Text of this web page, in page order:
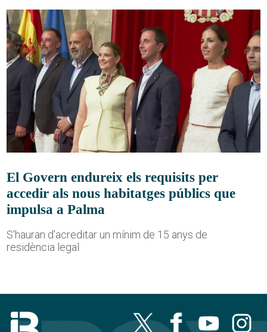
El Govern endureix els requisits per
accedir als nous habitatges públics que
impulsa a Palma
S'hauran d'acreditar un mínim de 15 anys de
residència legal